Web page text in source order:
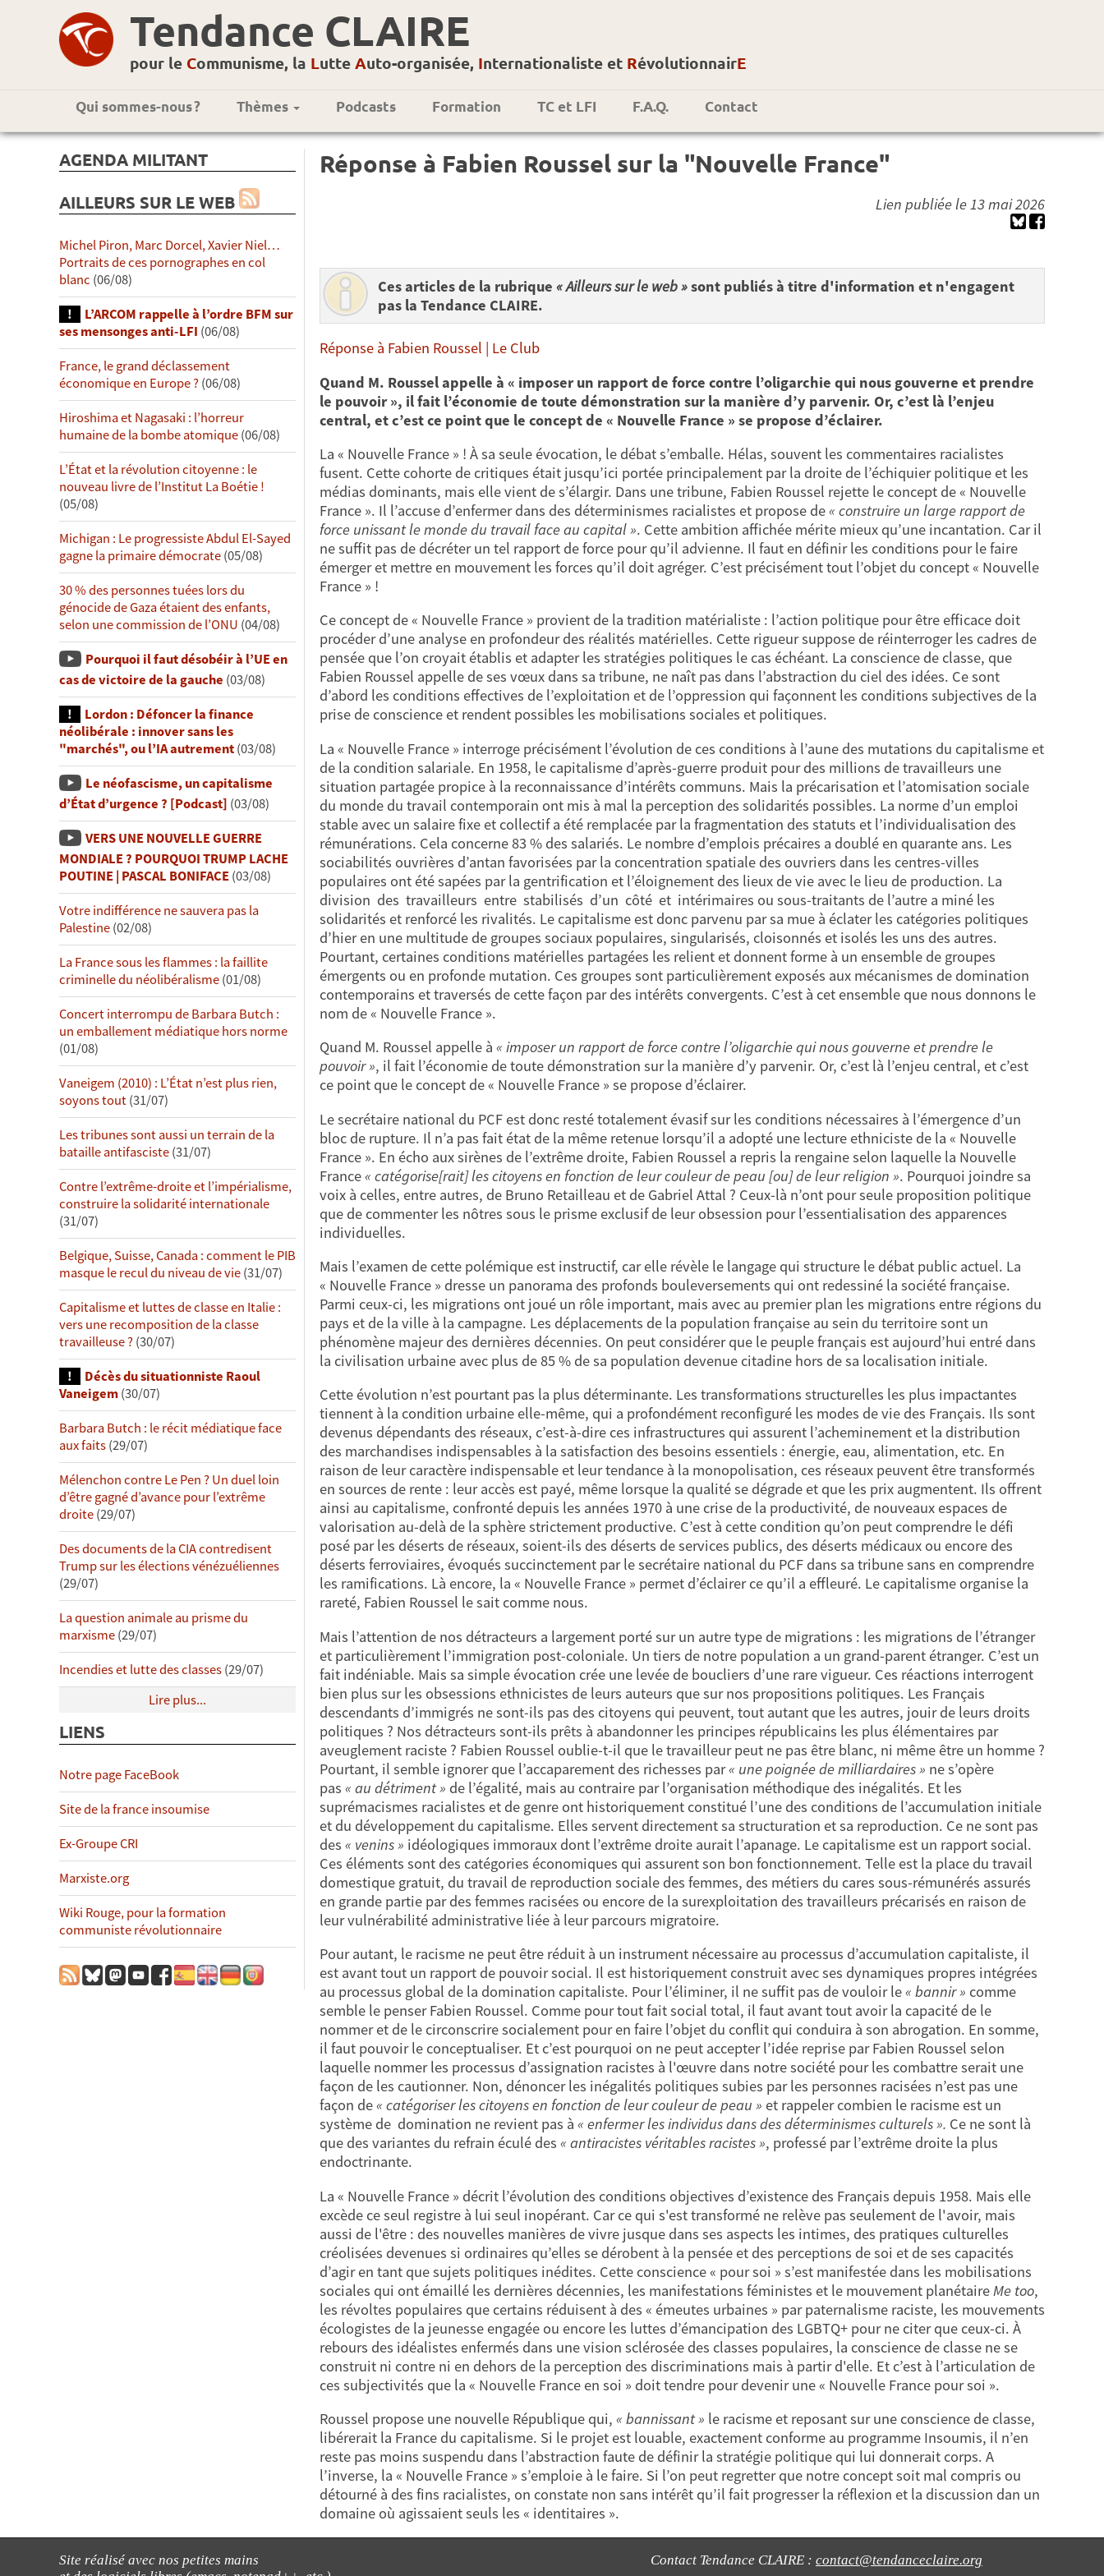
Tendance CLAIRE
pour le Communisme, la Lutte Auto-organisée, Internationaliste et RévolutionnairE
Qui sommes-nous ? Thèmes Podcasts Formation TC et LFI F.A.Q. Contact
AGENDA MILITANT
AILLEURS SUR LE WEB
Michel Piron, Marc Dorcel, Xavier Niel…
Portraits de ces pornographes en col
blanc (06/08)
L’ARCOM rappelle à l’ordre BFM sur
ses mensonges anti-LFI (06/08)
France, le grand déclassement
économique en Europe ?(06/08)
Hiroshima et Nagasaki : l’horreur
humaine de la bombe atomique(06/08)
L’État et la révolution citoyenne : le
nouveau livre de l’Institut La Boétie !
(05/08)
Michigan : Le progressiste Abdul El-Sayed
gagne la primaire démocrate(05/08)
30 % des personnes tuées lors du
génocide de Gaza étaient des enfants,
selon une commission de l’ONU (04/08)
Pourquoi il faut désobéir à l’UE en
cas de victoire de la gauche (03/08)
Lordon : Défoncer la finance
néolibérale : innover sans les
"marchés", ou l’IA autrement(03/08)
Le néofascisme, un capitalisme
d’État d’urgence ? [Podcast] (03/08)
VERS UNE NOUVELLE GUERRE
MONDIALE ? POURQUOI TRUMP LACHE
POUTINE | PASCAL BONIFACE(03/08)
Votre indifférence ne sauvera pas la
Palestine(02/08)
La France sous les flammes : la faillite
criminelle du néolibéralisme(01/08)
Concert interrompu de Barbara Butch :
un emballement médiatique hors norme
(01/08)
Vaneigem (2010) : L’État n’est plus rien,
soyons tout(31/07)
Les tribunes sont aussi un terrain de la
bataille antifasciste(31/07)
Contre l’extrême-droite et l’impérialisme,
construire la solidarité internationale
(31/07)
Belgique, Suisse, Canada : comment le PIB
masque le recul du niveau de vie(31/07)
Capitalisme et luttes de classe en Italie :
vers une recomposition de la classe
travailleuse ?(30/07)
Décès du situationniste Raoul
Vaneigem(30/07)
Barbara Butch : le récit médiatique face
aux faits(29/07)
Mélenchon contre Le Pen ? Un duel loin
d’être gagné d’avance pour l’extrême
droite(29/07)
Des documents de la CIA contredisent
Trump sur les élections vénézuéliennes
(29/07)
La question animale au prisme du
marxisme(29/07)
Incendies et lutte des classes(29/07)
Lire plus...
LIENS
Notre page FaceBook
Site de la france insoumise
Ex-Groupe CRI
Marxiste.org
Wiki Rouge, pour la formation
communiste révolutionnaire
Réponse à Fabien Roussel sur la "Nouvelle France"
Lien publiée le 13 mai 2026
Ces articles de la rubrique « Ailleurs sur le web »sont publiés à titre d'information et n'engagent
pas la Tendance CLAIRE.
Réponse à Fabien Roussel | Le Club
Quand M. Roussel appelle à « imposer un rapport de force contre l’oligarchie qui nous gouverne et prendre
le pouvoir », il fait l’économie de toute démonstration sur la manière d’y parvenir. Or, c’est là l’enjeu
central, et c’est ce point que le concept de « Nouvelle France » se propose d’éclairer.
La « Nouvelle France » ! À sa seule évocation, le débat s’emballe. Hélas, souvent les commentaires racialistes
fusent. Cette cohorte de critiques était jusqu’ici portée principalement par la droite de l’échiquier politique et les
médias dominants, mais elle vient de s’élargir. Dans une tribune, Fabien Roussel rejette le concept de « Nouvelle
France ». Il l’accuse d’enfermer dans des déterminismes racialistes et propose de« construire un large rapport de
force unissant le monde du travail face au capital ». Cette ambition affichée mérite mieux qu’une incantation. Car il
ne suffit pas de décréter un tel rapport de force pour qu’il advienne. Il faut en définir les conditions pour le faire
émerger et mettre en mouvement les forces qu’il doit agréger. C’est précisément tout l’objet du concept « Nouvelle
France » !
Ce concept de « Nouvelle France » provient de la tradition matérialiste : l’action politique pour être efficace doit
procéder d’une analyse en profondeur des réalités matérielles. Cette rigueur suppose de réinterroger les cadres de
pensée que l’on croyait établis et adapter les stratégies politiques le cas échéant. La conscience de classe, que
Fabien Roussel appelle de ses vœux dans sa tribune, ne naît pas dans l’abstraction du ciel des idées. Ce sont
d’abord les conditions effectives de l’exploitation et de l’oppression qui façonnent les conditions subjectives de la
prise de conscience et rendent possibles les mobilisations sociales et politiques.
La « Nouvelle France » interroge précisément l’évolution de ces conditions à l’aune des mutations du capitalisme et
de la condition salariale. En 1958, le capitalisme d’après-guerre produit pour des millions de travailleurs une
situation partagée propice à la reconnaissance d’intérêts communs. Mais la précarisation et l’atomisation sociale
du monde du travail contemporain ont mis à mal la perception des solidarités possibles. La norme d’un emploi
stable avec un salaire fixe et collectif a été remplacée par la fragmentation des statuts et l’individualisation des
rémunérations. Cela concerne 83 % des salariés. Le nombre d’emplois précaires a doublé en quarante ans. Les
sociabilités ouvrières d’antan favorisées par la concentration spatiale des ouvriers dans les centres-villes
populaires ont été sapées par la gentrification et l’éloignement des lieux de vie avec le lieu de production. La
division des travailleurs entre stabilisés d’un côté et intérimaires ou sous-traitants de l’autre a miné les
solidarités et renforcé les rivalités. Le capitalisme est donc parvenu par sa mue à éclater les catégories politiques
d’hier en une multitude de groupes sociaux populaires, singularisés, cloisonnés et isolés les uns des autres.
Pourtant, certaines conditions matérielles partagées les relient et donnent forme à un ensemble de groupes
émergents ou en profonde mutation. Ces groupes sont particulièrement exposés aux mécanismes de domination
contemporains et traversés de cette façon par des intérêts convergents. C’est à cet ensemble que nous donnons le
nom de « Nouvelle France ».
Quand M. Roussel appelle à « imposer un rapport de force contre l’oligarchie qui nous gouverne et prendre le
pouvoir », il fait l’économie de toute démonstration sur la manière d’y parvenir. Or, c’est là l’enjeu central, et c’est
ce point que le concept de « Nouvelle France » se propose d’éclairer.
Le secrétaire national du PCF est donc resté totalement évasif sur les conditions nécessaires à l’émergence d’un
bloc de rupture. Il n’a pas fait état de la même retenue lorsqu’il a adopté une lecture ethniciste de la « Nouvelle
France ». En écho aux sirènes de l’extrême droite, Fabien Roussel a repris la rengaine selon laquelle la Nouvelle
France« catégorise[rait] les citoyens en fonction de leur couleur de peau [ou] de leur religion ». Pourquoi joindre sa
voix à celles, entre autres, de Bruno Retailleau et de Gabriel Attal ? Ceux-là n’ont pour seule proposition politique
que de commenter les nôtres sous le prisme exclusif de leur obsession pour l’essentialisation des apparences
individuelles.
Mais l’examen de cette polémique est instructif, car elle révèle le langage qui structure le débat public actuel. La
« Nouvelle France » dresse un panorama des profonds bouleversements qui ont redessiné la société française.
Parmi ceux-ci, les migrations ont joué un rôle important, mais avec au premier plan les migrations entre régions du
pays et de la ville à la campagne. Les déplacements de la population française au sein du territoire sont un
phénomène majeur des dernières décennies. On peut considérer que le peuple français est aujourd’hui entré dans
la civilisation urbaine avec plus de 85 % de sa population devenue citadine hors de sa localisation initiale.
Cette évolution n’est pourtant pas la plus déterminante. Les transformations structurelles les plus impactantes
tiennent à la condition urbaine elle-même, qui a profondément reconfiguré les modes de vie des Français. Ils sont
devenus dépendants des réseaux, c’est-à-dire ces infrastructures qui assurent l’acheminement et la distribution
des marchandises indispensables à la satisfaction des besoins essentiels : énergie, eau, alimentation, etc. En
raison de leur caractère indispensable et leur tendance à la monopolisation, ces réseaux peuvent être transformés
en sources de rente : leur accès est payé, même lorsque la qualité se dégrade et que les prix augmentent. Ils offrent
ainsi au capitalisme, confronté depuis les années 1970 à une crise de la productivité, de nouveaux espaces de
valorisation au-delà de la sphère strictement productive. C’est à cette condition qu’on peut comprendre le défi
posé par les déserts de réseaux, soient-ils des déserts de services publics, des déserts médicaux ou encore des
déserts ferroviaires, évoqués succinctement par le secrétaire national du PCF dans sa tribune sans en comprendre
les ramifications. Là encore, la « Nouvelle France » permet d’éclairer ce qu’il a effleuré. Le capitalisme organise la
rareté, Fabien Roussel le sait comme nous.
Mais l’attention de nos détracteurs a largement porté sur un autre type de migrations : les migrations de l’étranger
et particulièrement l’immigration post-coloniale. Un tiers de notre population a un grand-parent étranger. C’est un
fait indéniable. Mais sa simple évocation crée une levée de boucliers d’une rare vigueur. Ces réactions interrogent
bien plus sur les obsessions ethnicistes de leurs auteurs que sur nos propositions politiques. Les Français
descendants d’immigrés ne sont-ils pas des citoyens qui peuvent, tout autant que les autres, jouir de leurs droits
politiques ? Nos détracteurs sont-ils prêts à abandonner les principes républicains les plus élémentaires par
aveuglement raciste ? Fabien Roussel oublie-t-il que le travailleur peut ne pas être blanc, ni même être un homme ?
Pourtant, il semble ignorer que l’accaparement des richesses par« une poignée de milliardaires » ne s’opère
pas « au détriment » de l’égalité, mais au contraire par l’organisation méthodique des inégalités. Et les
suprémacismes racialistes et de genre ont historiquement constitué l’une des conditions de l’accumulation initiale
et du développement du capitalisme. Elles servent directement sa structuration et sa reproduction. Ce ne sont pas
des « venins » idéologiques immoraux dont l’extrême droite aurait l’apanage. Le capitalisme est un rapport social.
Ces éléments sont des catégories économiques qui assurent son bon fonctionnement. Telle est la place du travail
domestique gratuit, du travail de reproduction sociale des femmes, des métiers du cares sous-rémunérés assurés
en grande partie par des femmes racisées ou encore de la surexploitation des travailleurs précarisés en raison de
leur vulnérabilité administrative liée à leur parcours migratoire.
Pour autant, le racisme ne peut être réduit à un instrument nécessaire au processus d’accumulation capitaliste, il
est avant tout un rapport de pouvoir social. Il est historiquement construit avec ses dynamiques propres intégrées
au processus global de la domination capitaliste. Pour l’éliminer, il ne suffit pas de vouloir le« bannir » comme
semble le penser Fabien Roussel. Comme pour tout fait social total, il faut avant tout avoir la capacité de le
nommer et de le circonscrire socialement pour en faire l’objet du conflit qui conduira à son abrogation. En somme,
il faut pouvoir le conceptualiser. Et c’est pourquoi on ne peut accepter l’idée reprise par Fabien Roussel selon
laquelle nommer les processus d’assignation racistes à l'œuvre dans notre société pour les combattre serait une
façon de les cautionner. Non, dénoncer les inégalités politiques subies par les personnes racisées n’est pas une
façon de« catégoriser les citoyens en fonction de leur couleur de peau » et rappeler combien le racisme est un
système de domination ne revient pas à « enfermer les individus dans des déterminismes culturels ». Ce ne sont là
que des variantes du refrain éculé des « antiracistes véritables racistes », professé par l’extrême droite la plus
endoctrinante.
La « Nouvelle France » décrit l’évolution des conditions objectives d’existence des Français depuis 1958. Mais elle
excède ce seul registre à lui seul inopérant. Car ce qui s'est transformé ne relève pas seulement de l'avoir, mais
aussi de l'être : des nouvelles manières de vivre jusque dans ses aspects les intimes, des pratiques culturelles
créolisées devenues si ordinaires qu’elles se dérobent à la pensée et des perceptions de soi et de ses capacités
d’agir en tant que sujets politiques inédites. Cette conscience « pour soi » s’est manifestée dans les mobilisations
sociales qui ont émaillé les dernières décennies, les manifestations féministes et le mouvement planétaire Me too,
les révoltes populaires que certains réduisent à des « émeutes urbaines » par paternalisme raciste, les mouvements
écologistes de la jeunesse engagée ou encore les luttes d’émancipation des LGBTQ+ pour ne citer que ceux-ci. À
rebours des idéalistes enfermés dans une vision sclérosée des classes populaires, la conscience de classe ne se
construit ni contre ni en dehors de la perception des discriminations mais à partir d'elle. Et c’est à l’articulation de
ces subjectivités que la « Nouvelle France en soi » doit tendre pour devenir une « Nouvelle France pour soi ».
Roussel propose une nouvelle République qui, « bannissant » le racisme et reposant sur une conscience de classe,
libérerait la France du capitalisme. Si le projet est louable, exactement conforme au programme Insoumis, il n’en
reste pas moins suspendu dans l’abstraction faute de définir la stratégie politique qui lui donnerait corps. A
l’inverse, la « Nouvelle France » s’emploie à le faire. Si l’on peut regretter que notre concept soit mal compris ou
détourné à des fins racialistes, on constate non sans intérêt qu’il fait progresser la réflexion et la discussion dan un
domaine où agissaient seuls les « identitaires ».
Site réalisé avec nos petites mains
Contact Tendance CLAIRE : contact@tendanceclaire.org